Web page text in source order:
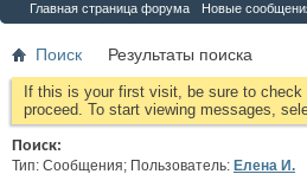
Главная страница форума Новые
Поиск Результаты поиска
If this is your first visit, be sure to check
proceed. To start viewing messages,
Поиск:
Тип: Сообщения; Пользователь: Елена И.